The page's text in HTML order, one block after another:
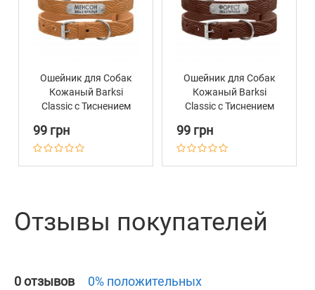
Ошейник для Собак
Кожаный Barksi
Classic с Тиснением
99 грн
Ошейник для Собак
Кожаный Barksi
Classic с Тиснением
99 грн
Отзывы покупателей
0 отзывов 0% положительных